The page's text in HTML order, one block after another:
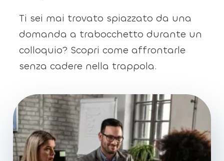
Ti sei mai trovato spiazzato da una
domanda a trabocchetto durante un
colloquio? Scopri come affrontarle
senza cadere nella trappola.